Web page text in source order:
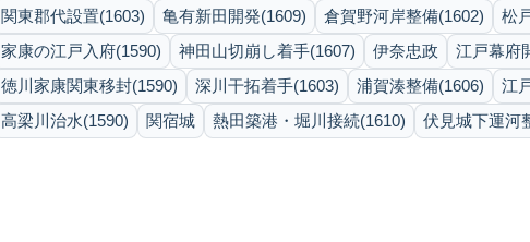
関東郡代設置(1603)
亀有新田開発(1609) 倉賀野河岸整備(1602) 松
家康の江戸入府(1590)
神田山切崩し着手(1607) 伊奈忠政 江戸幕府
徳川家康関東移封(1590)
深川干拓着手(1603) 浦賀湊整備(1606) 江
高梁川治水(1590)
関宿城 熱田築港・堀川接続(1610) 伏見城下運河